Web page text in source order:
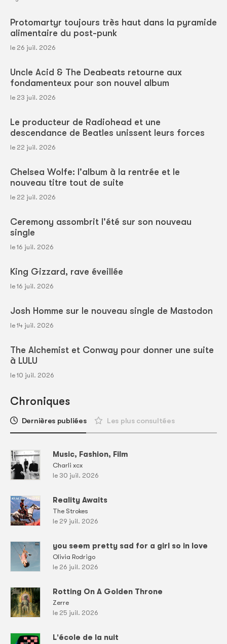
Protomartyr toujours très haut dans la pyramide
alimentaire du post-punk
le 26 juil. 2026
Uncle Acid & The Deabeats retourne aux
fondamenteux pour son nouvel album
le 23 juil. 2026
Le producteur de Radiohead et une
descendance de Beatles unissent leurs forces
le 22 juil. 2026
Chelsea Wolfe: l'album à la rentrée et le
nouveau titre tout de suite
le 22 juil. 2026
Ceremony assombrit l'été sur son nouveau
single
le 16 juil. 2026
King Gizzard, rave éveillée
le 16 juil. 2026
Josh Homme sur le nouveau single de Mastodon
le 14 juil. 2026
The Alchemist et Conway pour donner une suite
à LULU
le 10 juil. 2026
Chroniques
Dernières publiées Les plus consultées
Music, Fashion, Film
Charli xcx
le 30 juil. 2026
Reality Awaits
The Strokes
le 29 juil. 2026
you seem pretty sad for a girl so in love
Olivia Rodrigo
le 26 juil. 2026
Rotting On A Golden Throne
Zerre
le 25 juil. 2026
L'école de la nuit